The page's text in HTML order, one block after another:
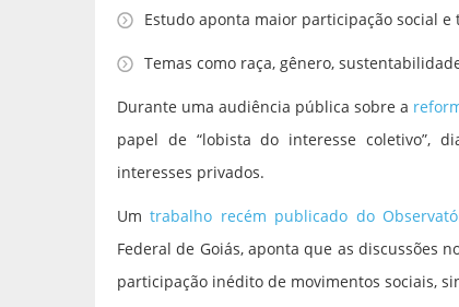
Estudo aponta maior participação social
Temas como raça, gênero,
Durante uma audiência pública sobre a
papel de “lobista do interesse coletivo”,
interesses privados.
Umtrabalho recém publicado do
Federal de Goiás, aponta que as discussões
participação inédito de movimentos sociais,